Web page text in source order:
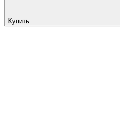
Купить